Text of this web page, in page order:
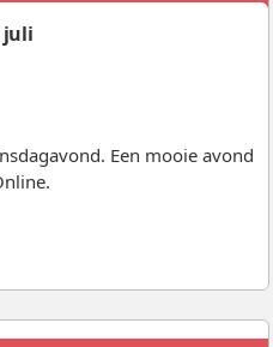
juli
Een mooie avond